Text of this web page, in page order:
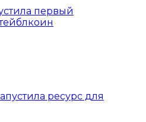
первый
ресурс для